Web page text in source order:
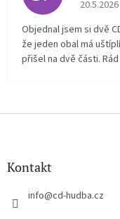
20.5.2026
Objednal jsem si dvě
že jeden obal má
přišel na dvě části.
Z
Kontakt
info@cd-hudba.cz